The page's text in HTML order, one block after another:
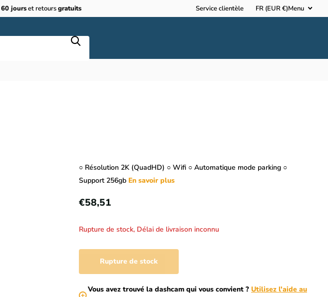
60 jourset retoursgratuits Service clientèle FR (EUR €)Menu
○ Résolution 2K (QuadHD) ○ Wifi ○ Automatique mode parking ○
Support 256gb En savoir plus
€58,51
Rupture de stock, Délai de livraison inconnu
Rupture de stock
Vous avez trouvé la dashcam qui vous convient ? Utilisez l'aide au